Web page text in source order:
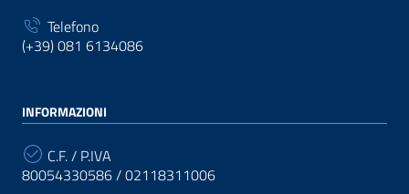
Telefono
(+39) 081 6134086
INFORMAZIONI
C.F. / P.IVA
80054330586 / 02118311006